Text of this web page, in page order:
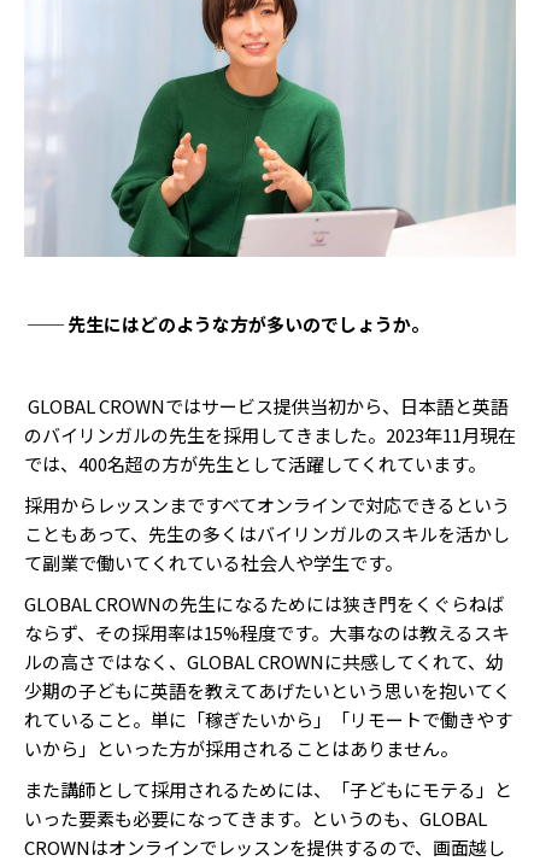
── 先生にはどのような方が多いのでしょうか。
GLOBAL CROWNではサービス提供当初から、日本語と英語
のバイリンガルの先生を採用してきました。2023年11月現在
では、400名超の方が先生として活躍してくれています。
採用からレッスンまですべてオンラインで対応できるという
こともあって、先生の多くはバイリンガルのスキルを活かし
て副業で働いてくれている社会人や学生です。
GLOBAL CROWNの先生になるためには狭き門をくぐらねば
ならず、その採用率は15%程度です。大事なのは教えるスキ
ルの高さではなく、GLOBAL CROWNに共感してくれて、幼
少期の子どもに英語を教えてあげたいという思いを抱いてく
れていること。単に「稼ぎたいから」「リモートで働きやす
いから」といった方が採用されることはありません。
また講師として採用されるためには、「子どもにモテる」と
いった要素も必要になってきます。というのも、GLOBAL
CROWNはオンラインでレッスンを提供するので、画面越し